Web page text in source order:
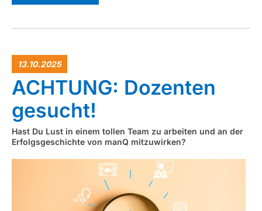
13.10.2025
ACHTUNG: Dozenten
gesucht!
Hast Du Lust in einem tollen Team zu arbeiten und an der
Erfolgsgeschichte von manQ mitzuwirken?